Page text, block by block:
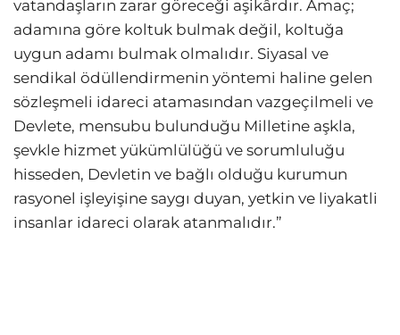
vatandaşların zarar göreceği aşikârdır. Amaç;
adamına göre koltuk bulmak değil, koltuğa
uygun adamı bulmak olmalıdır. Siyasal ve
sendikal ödüllendirmenin yöntemi haline gelen
sözleşmeli idareci atamasından vazgeçilmeli ve
Devlete, mensubu bulunduğu Milletine aşkla,
şevkle hizmet yükümlülüğü ve sorumluluğu
hisseden, Devletin ve bağlı olduğu kurumun
rasyonel işleyişine saygı duyan, yetkin ve liyakatli
insanlar idareci olarak atanmalıdır.”